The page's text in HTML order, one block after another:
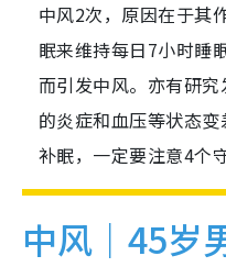
中风2次，原因在于其
眠来维持每日7小时睡
而引发中风。亦有研
的炎症和血压等状态
补眠，一定要注意4个
中风｜45岁